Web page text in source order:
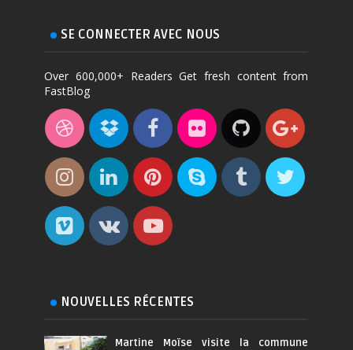
SE CONNECTER AVEC NOUS
Over 600,000+ Readers Get fresh content from
FastBlog
NOUVELLES RÉCENTES
Martine Moïse visite la commune